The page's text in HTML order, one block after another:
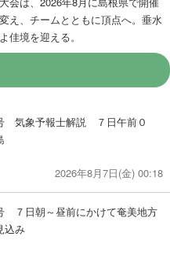
え、チームとともに頂点へ。垂水
佳境を迎える。
気象予報士解説 ７日午前０
2026年8月7日(金) 00:18
７日朝～昼前にかけて奄美地方
込み